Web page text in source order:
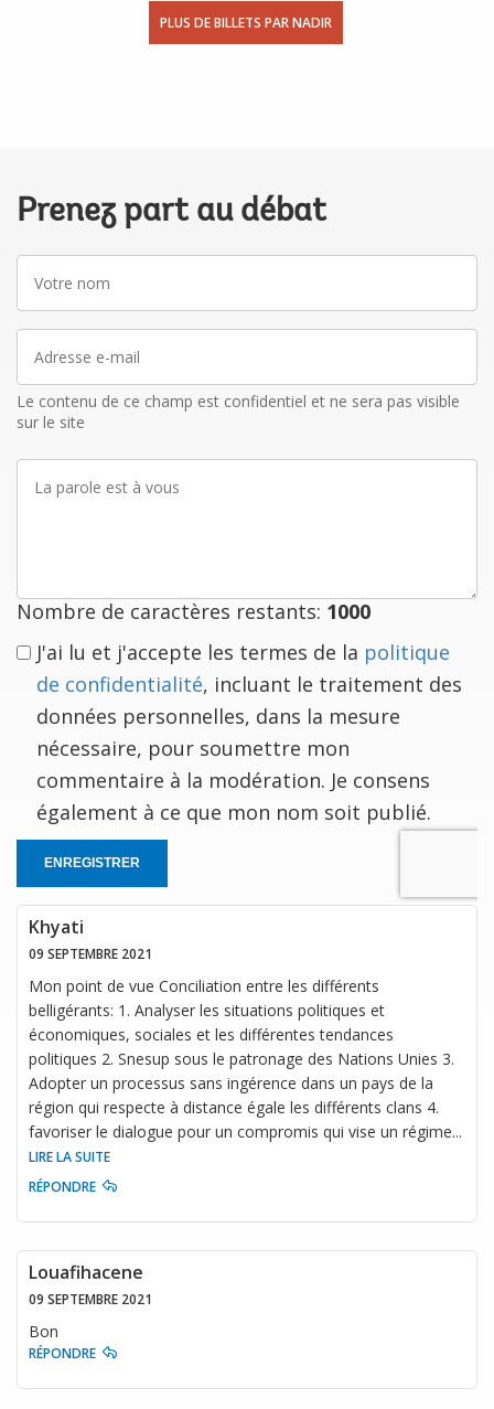
PLUS DE BILLETS PAR NADIR
Prenez part au débat
nom
mail
Le contenu de ce champ est confidentiel et ne sera pas visible
sur le site
parole
Nombre de caractères restants: 1000
J'ai lu et j'accepte les termes de la politique
de confidentialité, incluant le traitement des
données personnelles, dans la mesure
nécessaire, pour soumettre mon
commentaire à la modération. Je consens
également à ce que mon nom soit publié.
ENREGISTRER
Khyati
09 SEPTEMBRE 2021
Mon point de vue Conciliation entre les différents
belligérants: 1. Analyser les situations politiques et
économiques, sociales et les différentes tendances
politiques 2. Snesup sous le patronage des Nations Unies 3.
Adopter un processus sans ingérence dans un pays de la
région qui respecte à distance égale les différents clans 4.
favoriser le dialogue pour un compromis qui vise un régime...
LIRE LA SUITE
RÉPONDRE
Louafihacene
09 SEPTEMBRE 2021
Bon
RÉPONDRE